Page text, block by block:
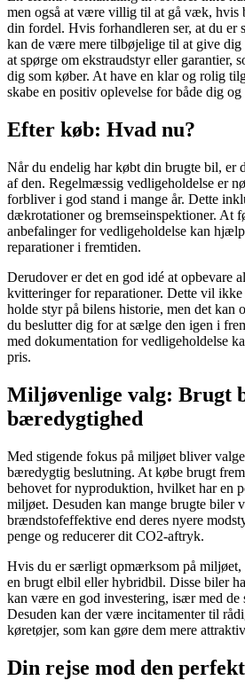
men også at være villig til at gå væk, hvis
din fordel. Hvis forhandleren ser, at du er
kan de være mere tilbøjelige til at give dig
at spørge om ekstraudstyr eller garantier,
dig som køber. At have en klar og rolig
skabe en positiv oplevelse for både dig
Efter køb: Hvad nu?
Når du endelig har købt din brugte bil, er
af den. Regelmæssig vedligeholdelse er
forbliver i god stand i mange år. Dette
dækrotationer og bremseinspektioner. At
anbefalinger for vedligeholdelse kan
reparationer i fremtiden.
Derudover er det en god idé at opbevare
kvitteringer for reparationer. Dette vil
holde styr på bilens historie, men det kan
du beslutter dig for at sælge den igen i
med dokumentation for vedligeholdelse
pris.
Miljøvenlige valg: Brugt
bæredygtighed
Med stigende fokus på miljøet bliver
bæredygtig beslutning. At købe brugt
behovet for nyproduktion, hvilket har en
miljøet. Desuden kan mange brugte biler
brændstofeffektive end deres nyere
penge og reducerer dit CO2-aftryk.
Hvis du er særligt opmærksom på miljøet,
en brugt elbil eller hybridbil. Disse biler
kan være en god investering, især med de
Desuden kan der være incitamenter til
køretøjer, som kan gøre dem mere
Din rejse mod den